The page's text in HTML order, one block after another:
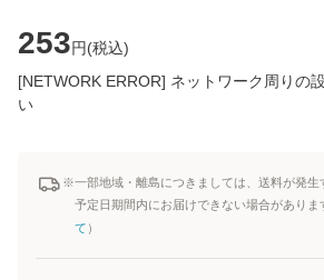
253円(税込)
[NETWORK ERROR] ネットワーク周りの
い
※一部地域・離島につきましては、送料が発生
予定日期間内にお届けできない場合がありま
て ）